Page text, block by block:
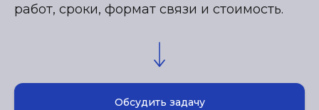
работ, сроки, формат связи и стоимость.
Обсудить задачу